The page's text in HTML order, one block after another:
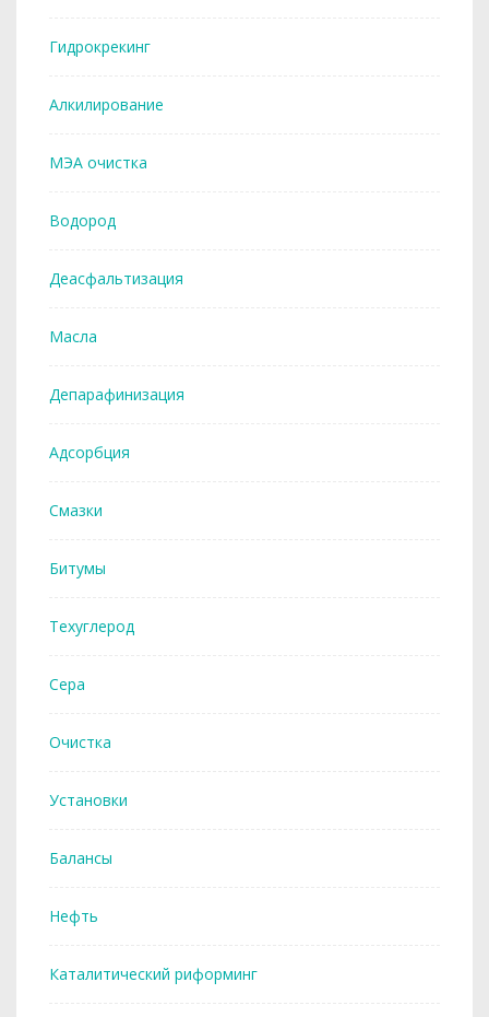
Гидрокрекинг
Алкилирование
МЭА очистка
Водород
Деасфальтизация
Масла
Депарафинизация
Адсорбция
Смазки
Битумы
Техуглерод
Сера
Очистка
Установки
Балансы
Нефть
Каталитический риформинг